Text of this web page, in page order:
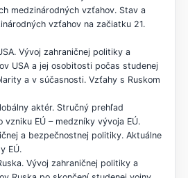
medzinárodných vzťahov. Stav a
vzťahov na začiatku 21.
Vývoj zahraničnej politiky a
USA a jej osobitosti počas studenej
a v súčasnosti. Vzťahy s Ruskom
aktér. Stručný prehľad
EÚ – medzníky vývoja EÚ.
a bezpečnostnej politiky. Aktuálne
EÚ.
Vývoj zahraničnej politiky a